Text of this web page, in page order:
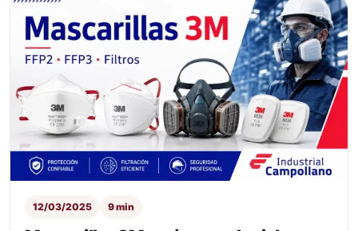
12/03/2025 9 min